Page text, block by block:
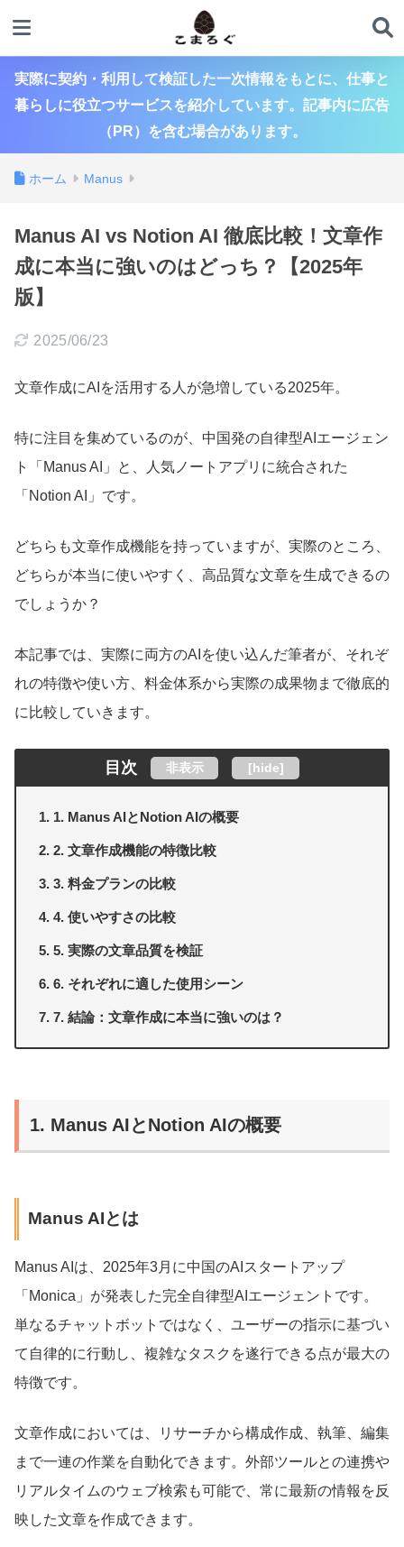
実際に契約・利用して検証した一次情報をもとに、仕事と
暮らしに役立つサービスを紹介しています。記事内に広告
（PR）を含む場合があります。
ホーム Manus
Manus AI vs Notion AI 徹底比較！文章作
成に本当に強いのはどっち？【2025年
版】
2025/06/23
文章作成にAIを活用する人が急増している2025年。
特に注目を集めているのが、中国発の自律型AIエージェン
ト「Manus AI」と、人気ノートアプリに統合された
「Notion AI」です。
どちらも文章作成機能を持っていますが、実際のところ、
どちらが本当に使いやすく、高品質な文章を生成できるの
でしょうか？
本記事では、実際に両方のAIを使い込んだ筆者が、それぞ
れの特徴や使い方、料金体系から実際の成果物まで徹底的
に比較していきます。
目次 非表示 [hide]
1. Manus AIとNotion AIの概要
2. 文章作成機能の特徴比較
3. 料金プランの比較
4. 使いやすさの比較
5. 実際の文章品質を検証
6. それぞれに適した使用シーン
7. 結論：文章作成に本当に強いのは？
1. Manus AIとNotion AIの概要
Manus AIとは
Manus AIは、2025年3月に中国のAIスタートアップ
「Monica」が発表した完全自律型AIエージェントです。
単なるチャットボットではなく、ユーザーの指示に基づい
て自律的に行動し、複雑なタスクを遂行できる点が最大の
特徴です。
文章作成においては、リサーチから構成作成、執筆、編集
まで一連の作業を自動化できます。外部ツールとの連携や
リアルタイムのウェブ検索も可能で、常に最新の情報を反
映した文章を作成できます。